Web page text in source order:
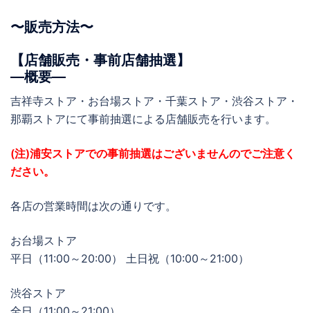
〜販売方法〜
【店舗販売・事前店舗抽選】
―概要―
吉祥寺ストア・お台場ストア・千葉ストア・渋谷ストア・
那覇ストアにて事前抽選による店舗販売を行います。
(注)浦安ストアでの事前抽選はございませんのでご注意く
ださい。
各店の営業時間は次の通りです。
お台場ストア
平日（11:00～20:00） 土日祝（10:00～21:00）
渋谷ストア